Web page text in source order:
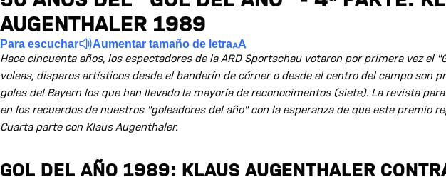
AUGENTHALER 1989
Para escuchar Aumentar tamaño de letra
Hace cincuenta años, los espectadores de la ARD Sportschau votaron por primera vez el
voleas, disparos artísticos desde el banderín de córner o desde el centro del campo son
goles del Bayern los que han llevado la mayoría de reconocimentos (siete). La revista
en los recuerdos de nuestros "goleadores del año" con la esperanza de que este premio
Cuarta parte con Klaus Augenthaler.
GOL DEL AÑO 1989: KLAUS AUGENTHALER